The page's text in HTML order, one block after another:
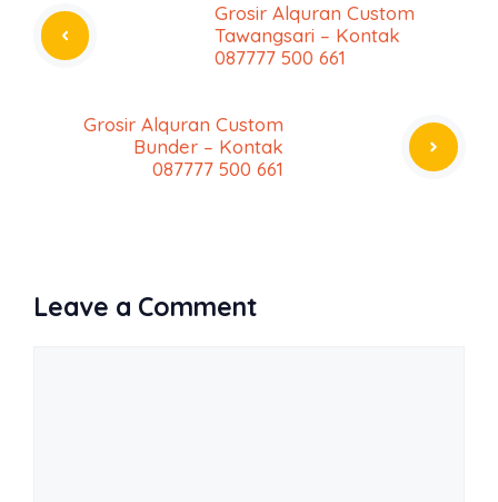
Grosir Alquran Custom
Tawangsari – Kontak
087777 500 661
Grosir Alquran Custom
Bunder – Kontak
087777 500 661
Leave a Comment